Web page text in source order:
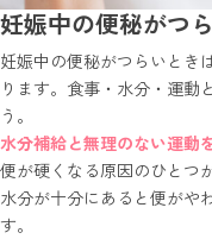
妊娠中の便秘がつ
妊娠中の便秘がつらいとき
ります。食事・水分・運動
う。
水分補給と無理のない運動
便が硬くなる原因のひとつ
水分が十分にあると便がや
す。